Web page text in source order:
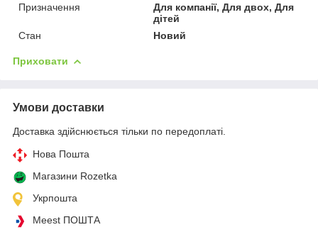
Призначення
Для компанії, Для двох, Для
дітей
Стан
Новий
Приховати
Умови доставки
Доставка здійснюється тільки по передоплаті.
Нова Пошта
Магазини Rozetka
Укрпошта
Meest ПОШТА